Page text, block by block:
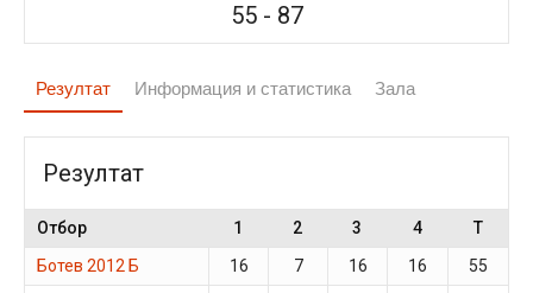
55- 87
Резултат Информация и статистика Зала
Резултат
Отбор 1 2 3 4
T
Ботев 2012 Б
16 7 16 16
55